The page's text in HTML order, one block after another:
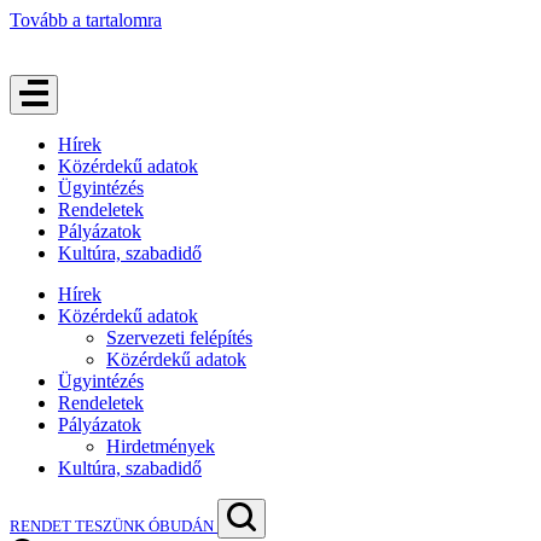
Tovább a tartalomra
Hírek
Közérdekű adatok
Ügyintézés
Rendeletek
Pályázatok
Kultúra, szabadidő
Hírek
Közérdekű adatok
Szervezeti felépítés
Közérdekű adatok
Ügyintézés
Rendeletek
Pályázatok
Hirdetmények
Kultúra, szabadidő
RENDET TESZÜNK ÓBUDÁN